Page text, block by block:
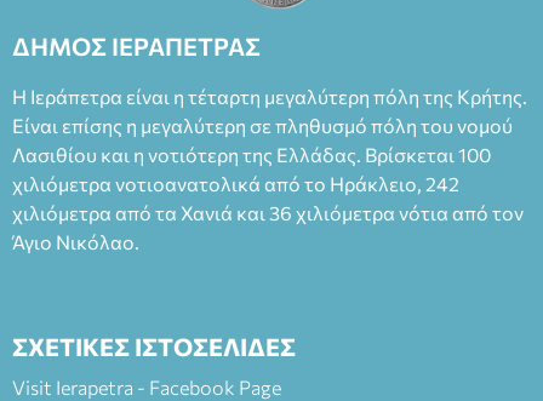
ΔΗΜΟΣ ΙΕΡΑΠΕΤΡΑΣ
Η Ιεράπετρα είναι η τέταρτη μεγαλύτερη πόλη της Κρήτης.
Είναι επίσης η μεγαλύτερη σε πληθυσμό πόλη του νομού
Λασιθίου και η νοτιότερη της Ελλάδας. Βρίσκεται 100
χιλιόμετρα νοτιοανατολικά από το Ηράκλειο, 242
χιλιόμετρα από τα Χανιά και 36 χιλιόμετρα νότια από τον
Άγιο Νικόλαο.
ΣΧΕΤΙΚΕΣ ΙΣΤΟΣΕΛΙΔΕΣ
Visit Ierapetra - Facebook Page